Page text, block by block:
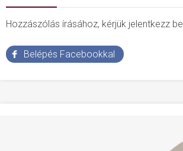
Hozzászólás írásához, kérjük jelentkezz be.
Belépés Facebookkal